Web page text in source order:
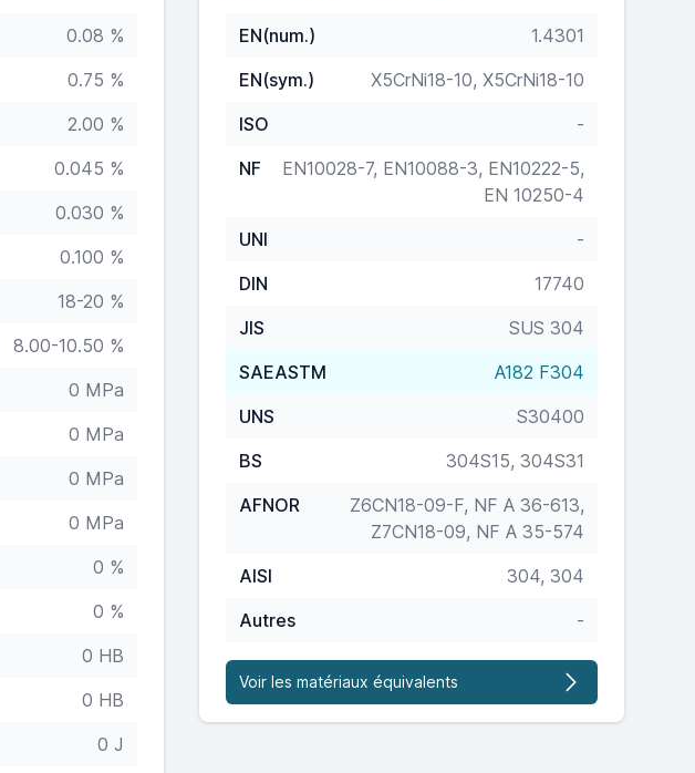
0.08 %
0.75 %
2.00 %
0.045 %
0.030 %
0.100 %
18-20 %
8.00-10.50 %
0 MPa
0 MPa
0 MPa
0 MPa
0 %
0 %
0 HB
0 HB
0 J
EN(num.)
1.4301
EN(sym.)
X5CrNi18-10, X5CrNi18-10
ISO
-
NF
EN10028-7, EN10088-3, EN10222-5,
EN 10250-4
UNI
-
DIN
17740
JIS
SUS 304
SAEASTM
A182 F304
UNS
S30400
BS
304S15, 304S31
AFNOR
Z6CN18-09-F, NF A 36-613,
Z7CN18-09, NF A 35-574
AISI
304, 304
Autres
-
Voir les matériaux équivalents